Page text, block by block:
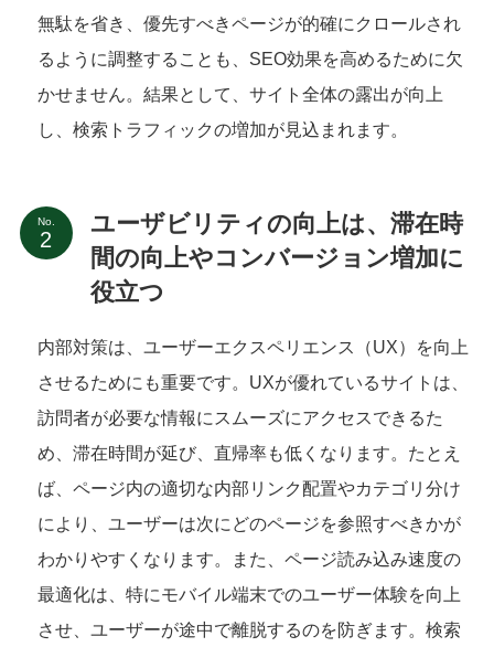
無駄を省き、優先すべきページが的確にクロールされ
るように調整することも、SEO効果を高めるために欠
かせません。結果として、サイト全体の露出が向上
し、検索トラフィックの増加が見込まれます。
No.
ユーザビリティの向上は、滞在時
間の向上やコンバージョン増加に
役立つ
内部対策は、ユーザーエクスペリエンス（UX）を向上
させるためにも重要です。UXが優れているサイトは、
訪問者が必要な情報にスムーズにアクセスできるた
め、滞在時間が延び、直帰率も低くなります。たとえ
ば、ページ内の適切な内部リンク配置やカテゴリ分け
により、ユーザーは次にどのページを参照すべきかが
わかりやすくなります。また、ページ読み込み速度の
最適化は、特にモバイル端末でのユーザー体験を向上
させ、ユーザーが途中で離脱するのを防ぎます。検索